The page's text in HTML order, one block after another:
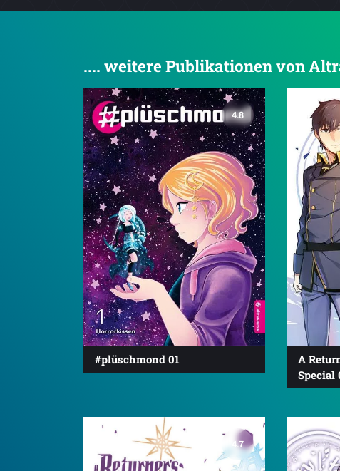
.... weitere Publikationen von
4.8
#plüschmond 01
A
Special
4.7